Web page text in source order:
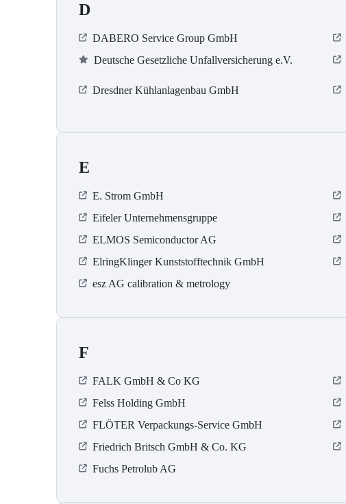
D
DABERO Service Group GmbH
Deutsche Gesetzliche Unfallversicherung e.V.
Dresdner Kühlanlagenbau GmbH
E
E. Strom GmbH
Eifeler Unternehmensgruppe
ELMOS Semiconductor AG
ElringKlinger Kunststofftechnik GmbH
esz AG calibration & metrology
F
FALK GmbH & Co KG
Felss Holding GmbH
FLÖTER Verpackungs-Service GmbH
Friedrich Britsch GmbH & Co. KG
Fuchs Petrolub AG